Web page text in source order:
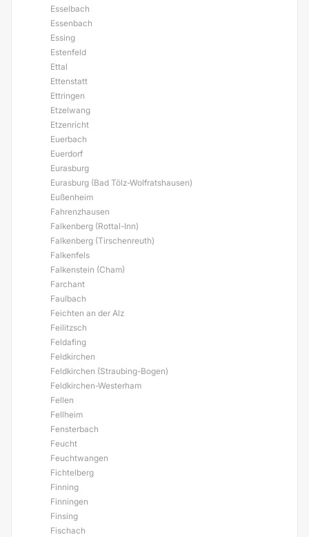
Esselbach
Essenbach
Essing
Estenfeld
Ettal
Ettenstatt
Ettringen
Etzelwang
Etzenricht
Euerbach
Euerdorf
Eurasburg
Eurasburg (Bad Tölz-Wolfratshausen)
Eußenheim
Fahrenzhausen
Falkenberg (Rottal-Inn)
Falkenberg (Tirschenreuth)
Falkenfels
Falkenstein (Cham)
Farchant
Faulbach
Feichten an der Alz
Feilitzsch
Feldafing
Feldkirchen
Feldkirchen (Straubing-Bogen)
Feldkirchen-Westerham
Fellen
Fellheim
Fensterbach
Feucht
Feuchtwangen
Fichtelberg
Finning
Finningen
Finsing
Fischach